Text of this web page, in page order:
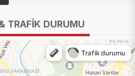
TRAFİK DURUMU